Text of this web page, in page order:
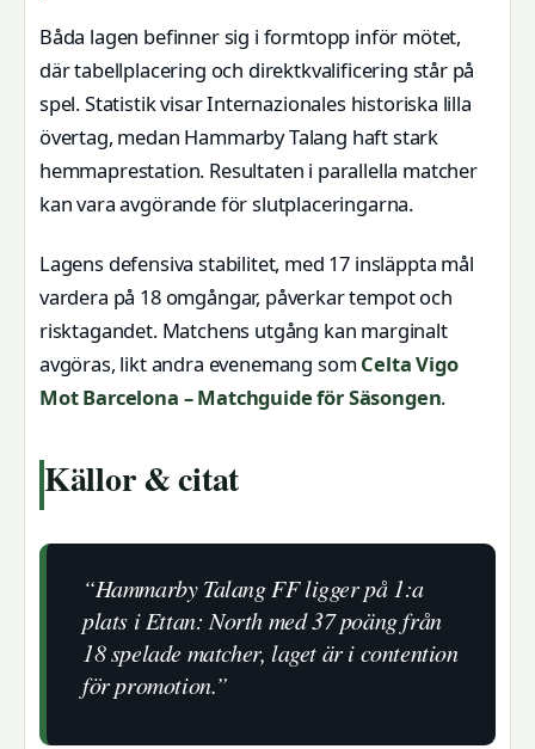
Båda lagen befinner sig i formtopp inför mötet,
där tabellplacering och direktkvalificering står på
spel. Statistik visar Internazionales historiska lilla
övertag, medan Hammarby Talang haft stark
hemmaprestation. Resultaten i parallella matcher
kan vara avgörande för slutplaceringarna.
Lagens defensiva stabilitet, med 17 insläppta mål
vardera på 18 omgångar, påverkar tempot och
risktagandet. Matchens utgång kan marginalt
avgöras, likt andra evenemang somCelta Vigo
Mot Barcelona – Matchguide för Säsongen.
Källor & citat
“Hammarby Talang FF ligger på 1:a
plats i Ettan: North med 37 poäng från
18 spelade matcher, laget är i contention
för promotion.”